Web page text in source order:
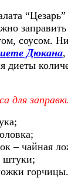
соусом.
Дюкана,
диеты
для
– чайная
штуки;
горчицы.